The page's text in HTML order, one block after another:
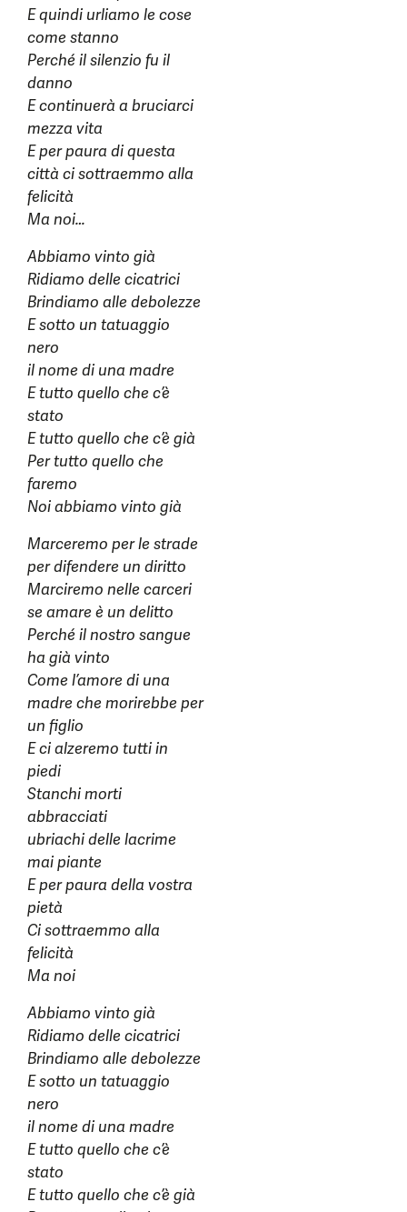
E quindi urliamo le cose
come stanno
Perché il silenzio fu il
danno
E continuerà a bruciarci
mezza vita
E per paura di questa
città ci sottraemmo alla
felicità
Ma noi…
Abbiamo vinto già
Ridiamo delle cicatrici
Brindiamo alle debolezze
E sotto un tatuaggio
nero
il nome di una madre
E tutto quello che c’è
stato
E tutto quello che c’è già
Per tutto quello che
faremo
Noi abbiamo vinto già
Marceremo per le strade
per difendere un diritto
Marciremo nelle carceri
se amare è un delitto
Perché il nostro sangue
ha già vinto
Come l’amore di una
madre che morirebbe per
un figlio
E ci alzeremo tutti in
piedi
Stanchi morti
abbracciati
ubriachi delle lacrime
mai piante
E per paura della vostra
pietà
Ci sottraemmo alla
felicità
Ma noi
Abbiamo vinto già
Ridiamo delle cicatrici
Brindiamo alle debolezze
E sotto un tatuaggio
nero
il nome di una madre
E tutto quello che c’è
stato
E tutto quello che c’è già